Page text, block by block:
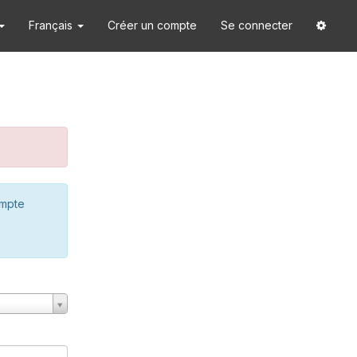
Français Créer un compte Se connecter